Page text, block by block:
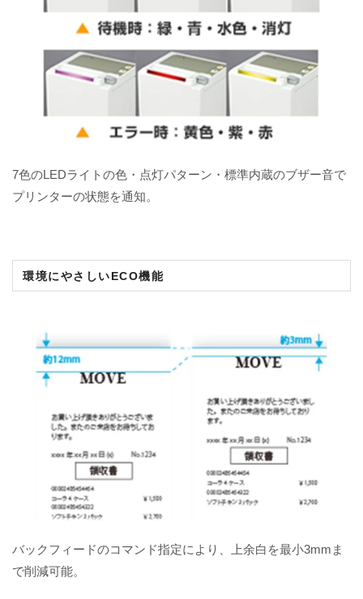
7色のLEDライトの色・点灯パターン・標準内蔵のブザー音で
プリンターの状態を通知。
環境にやさしいECO機能
バックフィードのコマンド指定により、上余白を最小3mmま
で削減可能。